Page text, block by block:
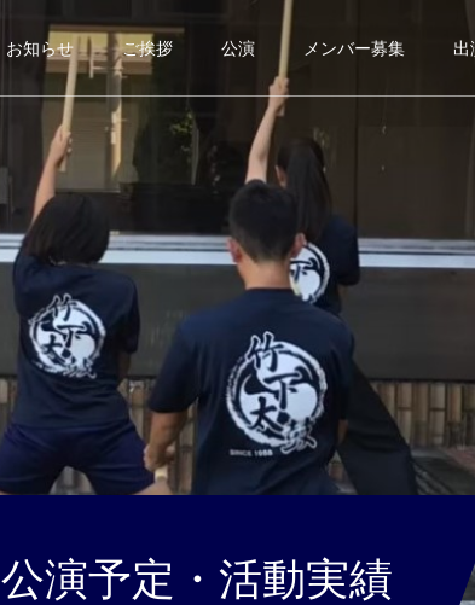
お知らせ ご挨拶 公演 メンバー募集 出
公演予定・活動実績